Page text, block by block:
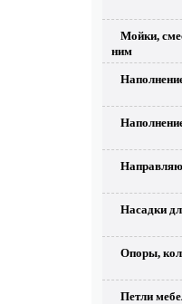
Мойки,
ним
Насадки
Опоры,
Петли